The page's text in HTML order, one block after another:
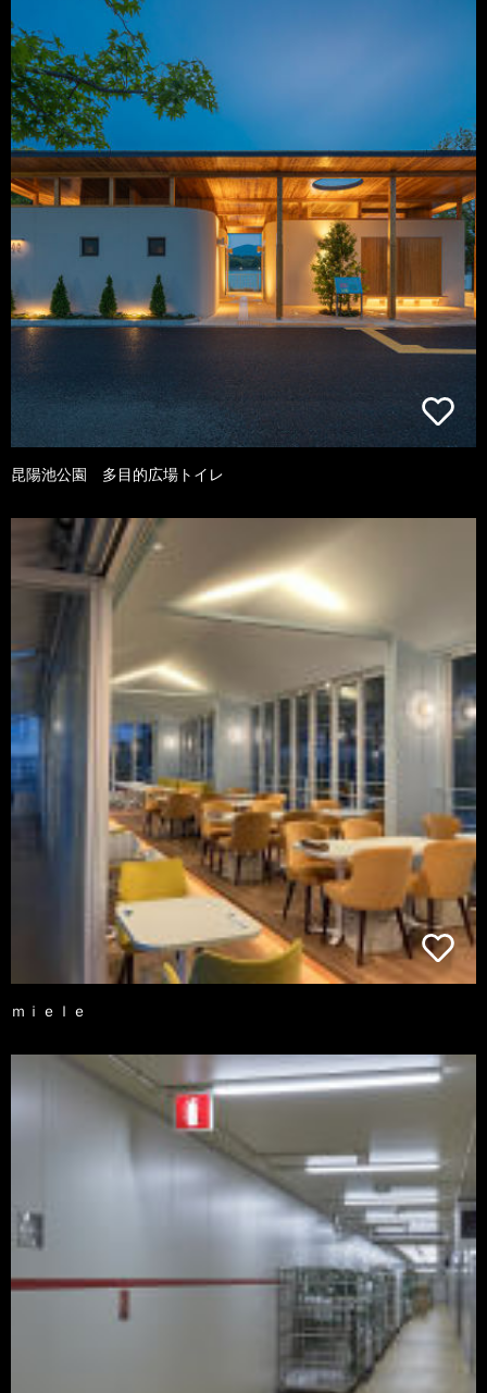
昆陽池公園 多目的広場トイレ
ｍｉｅｌｅ